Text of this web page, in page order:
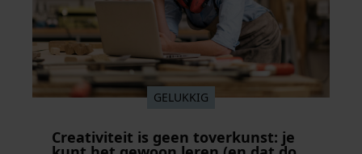
GELUKKIG
Creativiteit is geen toverkunst: je